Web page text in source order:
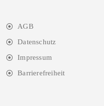
AGB
Datenschutz
Impressum
Barrierefreiheit